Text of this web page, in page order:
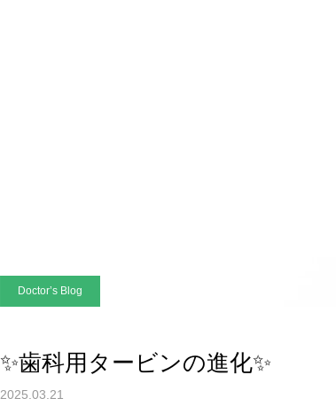
Doctor’s Blog
✨歯科用タービンの進化✨
2025.03.21